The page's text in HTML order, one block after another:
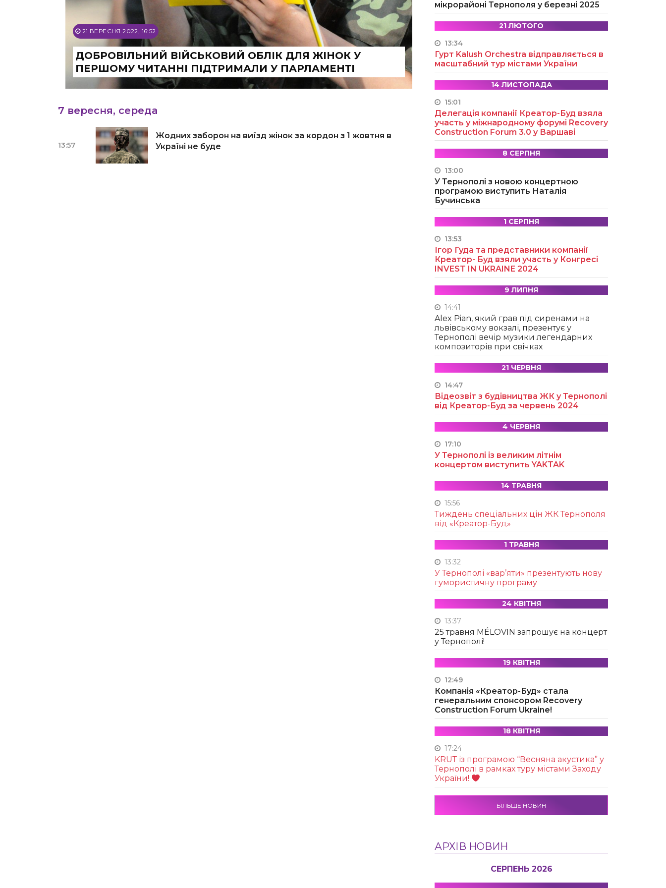
21 ВЕРЕСНЯ 2022, 16:52
ДОБРОВІЛЬНИЙ ВІЙСЬКОВИЙ ОБЛІК ДЛЯ ЖІНОК У
ПЕРШОМУ ЧИТАННІ ПІДТРИМАЛИ У ПАРЛАМЕНТІ
7 вересня, середа
13:57
Жодних заборон на виїзд жінок за кордон з 1 жовтня в
Україні не буде
мікрорайоні Тернополя у березні 2025
21 ЛЮТОГО
13:34
Гурт Kalush Orchestra відправляється в
масштабний тур містами України
14 ЛИСТОПАДА
15:01
Делегація компанії Креатор-Буд взяла
участь у міжнародному форумі Recovery
Construction Forum 3.0 у Варшаві
8 СЕРПНЯ
13:00
У Тернополі з новою концертною
програмою виступить Наталія
Бучинська
1 СЕРПНЯ
13:53
Ігор Гуда та представники компанії
Креатор- Буд взяли участь у Конгресі
INVEST IN UKRAINE 2024
9 ЛИПНЯ
14:41
Alex Pian, який грав під сиренами на
львівському вокзалі, презентує у
Тернополі вечір музики легендарних
композиторів при свічках
21 ЧЕРВНЯ
14:47
Відеозвіт з будівництва ЖК у Тернополі
від Креатор-Буд за червень 2024
4 ЧЕРВНЯ
17:10
У Тернополі із великим літнім
концертом виступить YAKTAK
14 ТРАВНЯ
15:56
Тиждень спеціальних цін ЖК Тернополя
від «Креатор-Буд»
1 ТРАВНЯ
13:32
У Тернополі «вар’яти» презентують нову
гумористичну програму
24 КВІТНЯ
13:37
25 травня MÉLOVIN запрошує на концерт
у Тернополі!
19 КВІТНЯ
12:49
Компанія «Креатор-Буд» стала
генеральним спонсором Recovery
Construction Forum Ukraine!
18 КВІТНЯ
17:24
KRUТ із програмою “Весняна акустика” у
Тернополі в рамках туру містами Заходу
України!
БІЛЬШЕ НОВИН
АРХІВ НОВИН
СЕРПЕНЬ 2026